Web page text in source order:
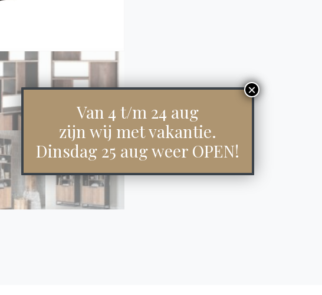
Van 4 t/m 24 aug
zijn wij met vakantie.
Dinsdag 25 aug weer OPEN!